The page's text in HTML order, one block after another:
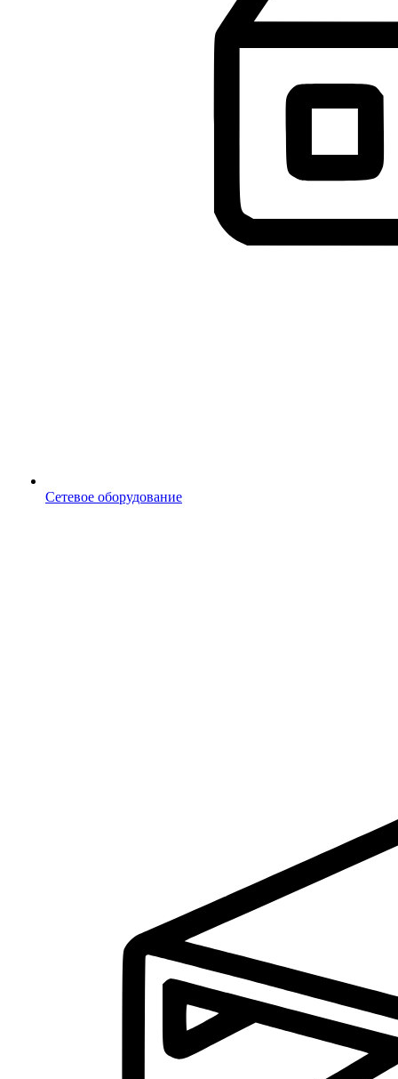
Сетевое оборудование